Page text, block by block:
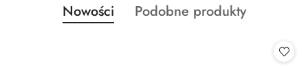
Pomiń karuzelę produktów
Produkty
o
Nowości
Produkty
Podobne produkty